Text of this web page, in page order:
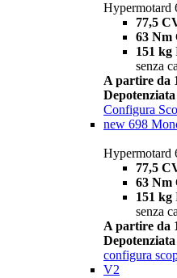
Hypermotard
77,5
63 Nm
151 kg
senza
A partire da
Configura
new 698
Hypermotard
77,5
63 Nm
151 kg
senza
A partire da
configura
V2